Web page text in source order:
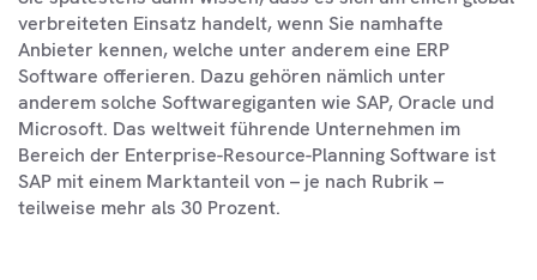
verbreiteten Einsatz handelt, wenn Sie namhafte
Anbieter kennen, welche unter anderem eine ERP
Software offerieren. Dazu gehören nämlich unter
anderem solche Softwaregiganten wie SAP, Oracle und
Microsoft. Das weltweit führende Unternehmen im
Bereich der Enterprise-Resource-Planning Software ist
SAP mit einem Marktanteil von – je nach Rubrik –
teilweise mehr als 30 Prozent.